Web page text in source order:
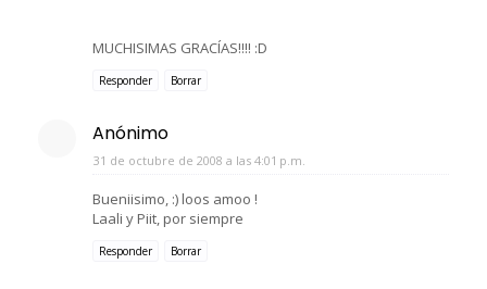
MUCHISIMAS GRACÍAS!!!! :D
Responder Borrar
Anónimo
31 de octubre de 2008 a las 4:01 p.m.
Bueniisimo, :) loos amoo !
Laali y Piit, por siempre
Responder Borrar